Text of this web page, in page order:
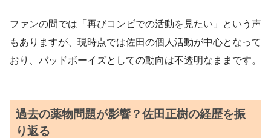
ファンの間では「再びコンビでの活動を見たい」という声
もありますが、現時点では佐田の個人活動が中心となって
おり、バッドボーイズとしての動向は不透明なままです。
過去の薬物問題が影響？佐田正樹の経歴を振
り返る